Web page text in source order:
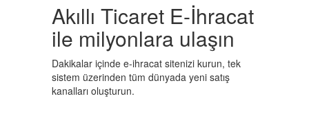
Akıllı Ticaret E-İhracat
ile milyonlara ulaşın
Dakikalar içinde e-ihracat sitenizi kurun, tek
sistem üzerinden tüm dünyada yeni satış
kanalları oluşturun.